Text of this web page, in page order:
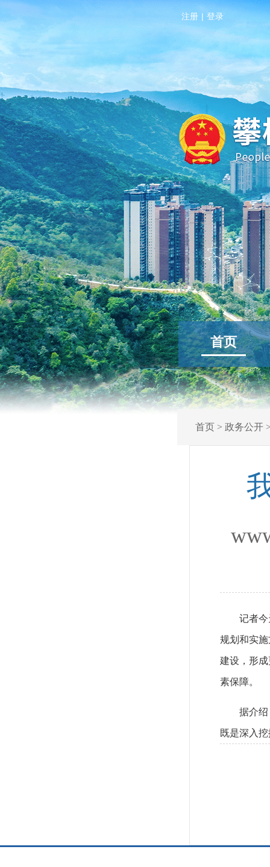
注册 | 登录
首页
首页> 政务公开
记者
规划和实
建设，形
素保障。
据介
既是深入